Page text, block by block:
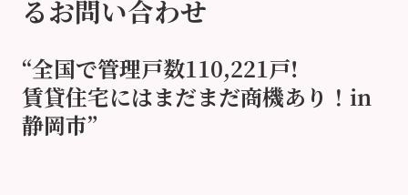
るお問い合わせ
“全国で管理戸数110,221戸!
賃貸住宅にはまだまだ商機あり！in
静岡市”